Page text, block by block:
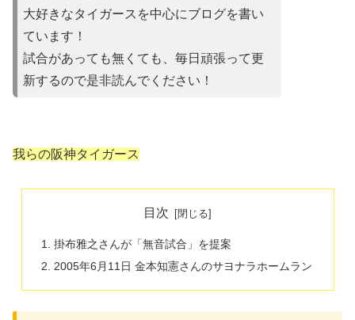
大好きなタイガースを中心にブログを書い
ています！
試合があって も無くても、毎日頑張って更
新するので是非読んでください！
我らの阪神タイガース
目次
掛布雅之さんが「無音試合」を提案
2005年6月11日 金本知憲さんのサヨナラホームラン